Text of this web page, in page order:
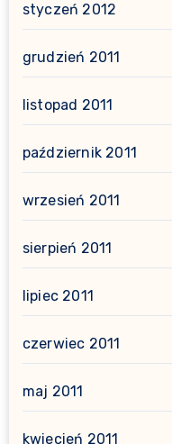
styczeń 2012
grudzień 2011
listopad 2011
październik 2011
wrzesień 2011
sierpień 2011
lipiec 2011
czerwiec 2011
maj 2011
kwiecień 2011